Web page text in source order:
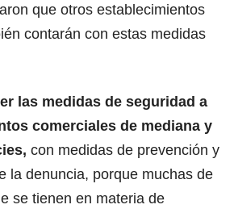
que otros establecimientos
contarán con estas medidas
las medidas de seguridad a
comerciales de mediana y
con medidas de prevención y
la denuncia, porque muchas de
se tienen en materia de